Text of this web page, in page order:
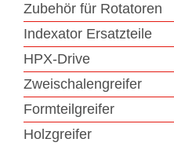
Zubehör für Rotatoren
Indexator Ersatzteile
HPX-Drive
Zweischalengreifer
Formteilgreifer
Holzgreifer